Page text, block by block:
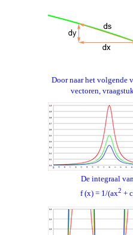
Door naar het volgende
vectoren,
De integraal
f (x) = 1/(ax2 +